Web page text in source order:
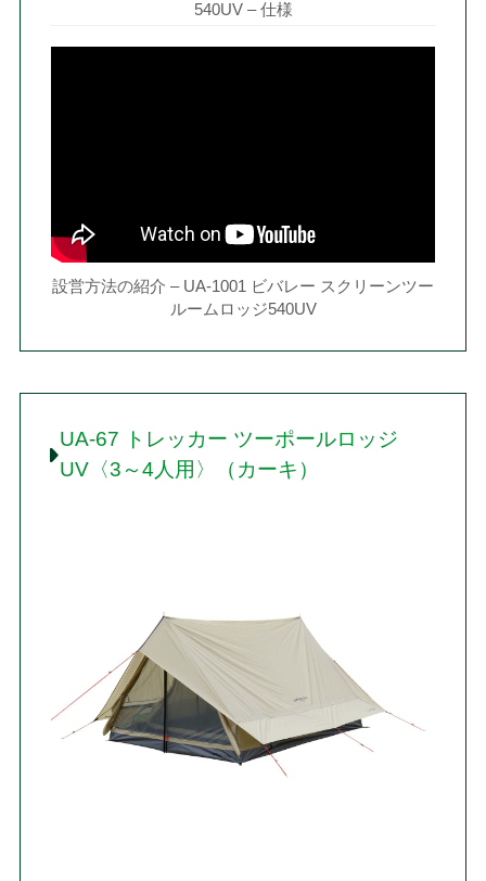
540UV – 仕様
設営方法の紹介 – UA-1001 ビバレー スクリーンツー
ルームロッジ540UV
UA-67 トレッカー ツーポールロッジ
UV〈3～4人用〉（カーキ）